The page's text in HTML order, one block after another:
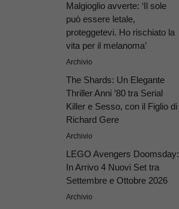
Malgioglio avverte: ‘Il sole
può essere letale,
proteggetevi. Ho rischiato la
vita per il melanoma’
Archivio
The Shards: Un Elegante
Thriller Anni ’80 tra Serial
Killer e Sesso, con il Figlio di
Richard Gere
Archivio
LEGO Avengers Doomsday:
In Arrivo 4 Nuovi Set tra
Settembre e Ottobre 2026
Archivio